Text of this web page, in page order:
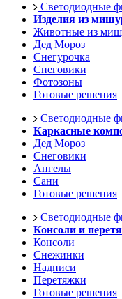
Светодиодные
Изделия из
Животные из
Дед Мороз
Снегурочка
Снеговики
Фотозоны
Готовые решения
Светодиодные
Каркасные
Дед Мороз
Снеговики
Ангелы
Сани
Готовые решения
Светодиодные
Консоли и
Консоли
Снежинки
Надписи
Перетяжки
Готовые решения